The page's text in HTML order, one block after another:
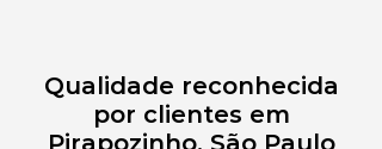
Qualidade reconhecida
por clientes em
Pirapozinho, São Paulo